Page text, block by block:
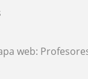
web: